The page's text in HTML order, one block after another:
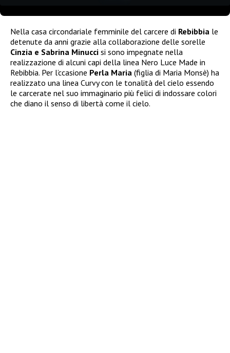
Nella casa circondariale femminile del carcere di Rebibbia le
detenute da anni grazie alla collaborazione delle sorelle
Cinzia e Sabrina Minucci si sono impegnate nella
realizzazione di alcuni capi della linea Nero Luce Made in
Rebibbia. Per l’ccasione Perla Maria (figlia di Maria Monsè) ha
realizzato una linea Curvy con le tonalità del cielo essendo
le carcerate nel suo immaginario più felici di indossare colori
che diano il senso di libertà come il cielo.